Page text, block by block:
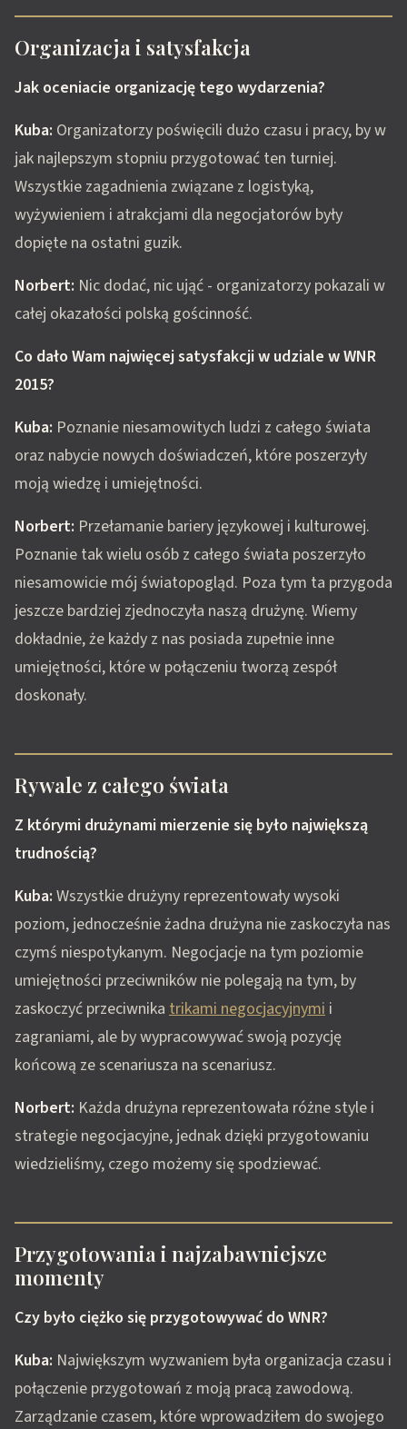
Organizacja i satysfakcja
Jak oceniacie organizację tego wydarzenia?
Kuba: Organizatorzy poświęcili dużo czasu i pracy, by w
jak najlepszym stopniu przygotować ten turniej.
Wszystkie zagadnienia związane z logistyką,
wyżywieniem i atrakcjami dla negocjatorów były
dopięte na ostatni guzik.
Norbert: Nic dodać, nic ująć - organizatorzy pokazali w
całej okazałości polską gościnność.
Co dało Wam najwięcej satysfakcji w udziale w WNR
2015?
Kuba: Poznanie niesamowitych ludzi z całego świata
oraz nabycie nowych doświadczeń, które poszerzyły
moją wiedzę i umiejętności.
Norbert: Przełamanie bariery językowej i kulturowej.
Poznanie tak wielu osób z całego świata poszerzyło
niesamowicie mój światopogląd. Poza tym ta przygoda
jeszcze bardziej zjednoczyła naszą drużynę. Wiemy
dokładnie, że każdy z nas posiada zupełnie inne
umiejętności, które w połączeniu tworzą zespół
doskonały.
Rywale z całego świata
Z którymi drużynami mierzenie się było największą
trudnością?
Kuba: Wszystkie drużyny reprezentowały wysoki
poziom, jednocześnie żadna drużyna nie zaskoczyła nas
czymś niespotykanym. Negocjacje na tym poziomie
umiejętności przeciwników nie polegają na tym, by
zaskoczyć przeciwnika trikami negocjacyjnymi i
zagraniami, ale by wypracowywać swoją pozycję
końcową ze scenariusza na scenariusz.
Norbert: Każda drużyna reprezentowała różne style i
strategie negocjacyjne, jednak dzięki przygotowaniu
wiedzieliśmy, czego możemy się spodziewać.
Przygotowania i najzabawniejsze
momenty
Czy było ciężko się przygotowywać do WNR?
Kuba: Największym wyzwaniem była organizacja czasu i
połączenie przygotowań z moją pracą zawodową.
Zarządzanie czasem, które wprowadziłem do swojego